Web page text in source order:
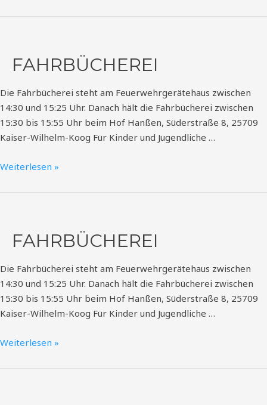
FAHRBÜCHEREI
Die Fahrbücherei steht am Feuerwehrgerätehaus zwischen
14:30 und 15:25 Uhr. Danach hält die Fahrbücherei zwischen
15:30 bis 15:55 Uhr beim Hof Hanßen, Süderstraße 8, 25709
Kaiser-Wilhelm-Koog Für Kinder und Jugendliche …
Weiterlesen »
FAHRBÜCHEREI
Die Fahrbücherei steht am Feuerwehrgerätehaus zwischen
14:30 und 15:25 Uhr. Danach hält die Fahrbücherei zwischen
15:30 bis 15:55 Uhr beim Hof Hanßen, Süderstraße 8, 25709
Kaiser-Wilhelm-Koog Für Kinder und Jugendliche …
Weiterlesen »